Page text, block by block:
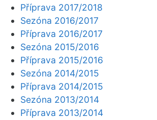
Příprava 2017/2018
Sezóna 2016/2017
Příprava 2016/2017
Sezóna 2015/2016
Příprava 2015/2016
Sezóna 2014/2015
Příprava 2014/2015
Sezóna 2013/2014
Příprava 2013/2014